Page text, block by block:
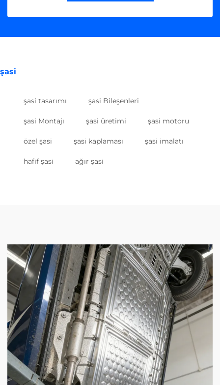
şasi
şasi tasarımı şasi Bileşenleri
şasi Montajı şasi üretimi şasi motoru
özel şasi şasi kaplaması şasi imalatı
hafif şasi ağır şasi